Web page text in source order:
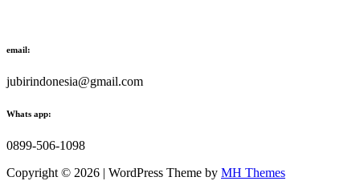
email:
jubirindonesia@gmail.com
Whats app:
0899-506-1098
Copyright © 2026 | WordPress Theme by MH Themes